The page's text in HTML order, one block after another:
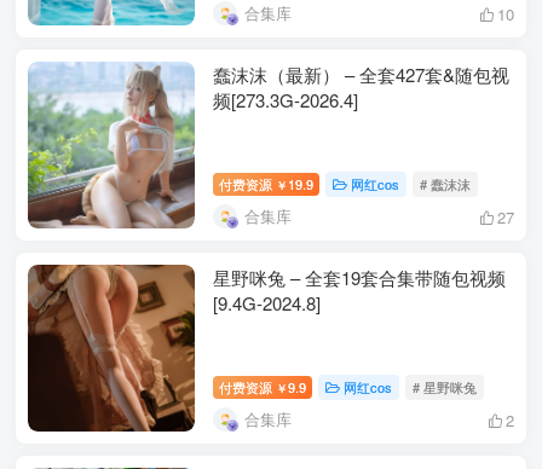
合集目录(持续更新)：
[10.6]
禅院熏 – NO.054 明日香 [26P-281MB]
[2024.3.10]
禅院熏 – NO.053 普拉娜 [39P／277MB]
[12.2]
禅院熏 – NO.052 夏日熏)[84P-3V-1.56G]
合集库 10
蠢沫沫（最新） – 全套427套&随包视
频[273.3G-2026.4]
付费资源 ￥ 19.9 网红cos # 蠢沫沫
合集库 27
星野咪兔 – 全套19套合集带随包视频
[9.4G-2024.8]
付费资源 ￥9.9 网红cos # 星野咪兔
合集库 2